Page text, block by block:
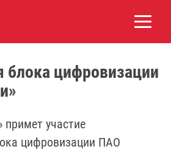
блока цифровизации
участие
цифровизации ПАО